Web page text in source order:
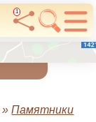
1
»Памятники